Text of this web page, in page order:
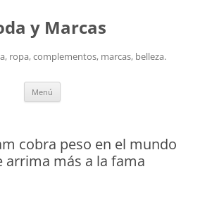
y Marcas
ropa, complementos, marcas, belleza.
Menú
cobra peso en el mundo
arrima más a la fama